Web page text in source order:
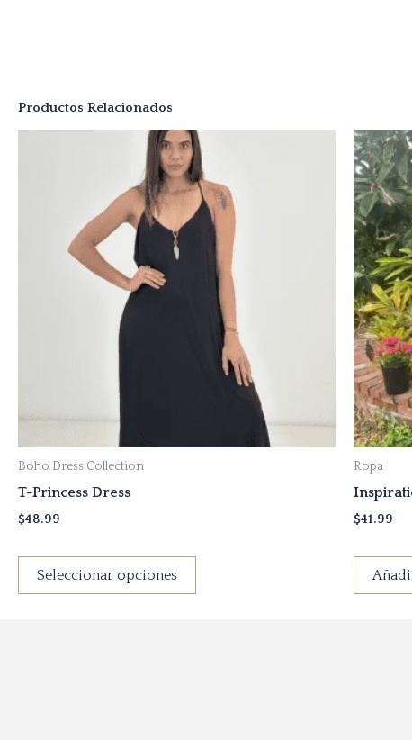
Productos Relacionados
Boho Dress Collection
T-Princess Dress
$48.99
Seleccionar opciones
Este
producto
tiene
múltiples
variantes.
opciones
pueden
elegir
de
Ropa
$41.99